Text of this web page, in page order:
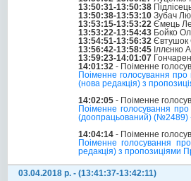
13:50:31-13:50:38
13:50:38-13:53:10 Зубач
13:53:15-13:53:22 Ємець
13:53:22-13:54:43 Бойко
13:54:51-13:56:32 Євтушок
13:56:42-13:58:45 Іллєнко
13:59:23-14:01:07
14:01:32 - Поіменне
Поіменне голосування
(нова редакція) з
14:02:05 - Поіменне
Поіменне голосування
(доопрацьований) (№2489)
14:04:14 - Поіменне
Поіменне голосування
редакція) з пропозиціями
03.04.2018 р. - (13:41:37-13:42:11)